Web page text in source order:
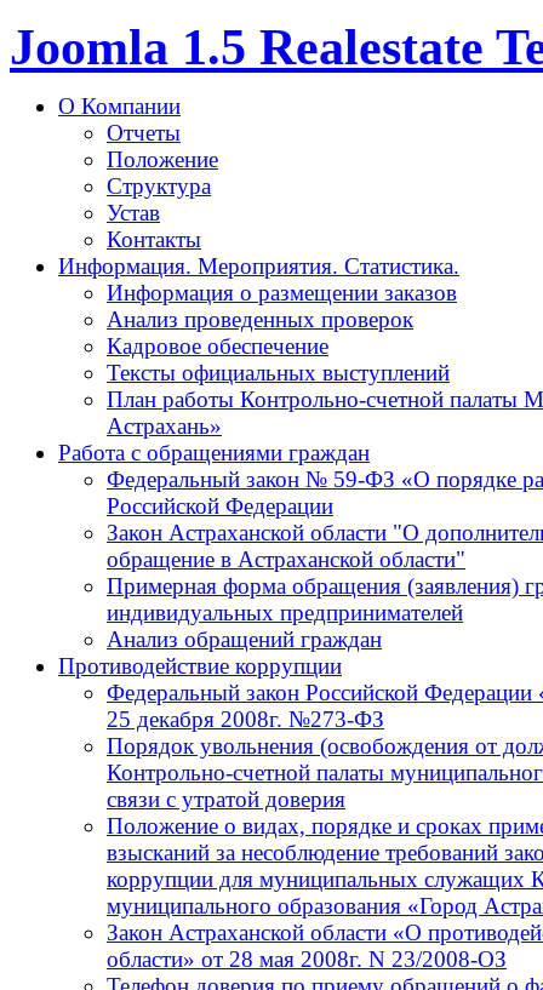
Joomla 1.5 Realestate
О Компании
Отчеты
Положение
Структура
Устав
Контакты
Информация. Мероприятия. Статистика.
Информация о размещении заказов
Анализ проведенных проверок
Кадровое обеспечение
Тексты официальных выступлений
План работы Контрольно-счетной палаты
Астрахань»
Работа с обращениями граждан
Федеральный закон № 59-ФЗ «О порядке
Российской Федерации
Закон Астраханской области "О
обращение в Астраханской области"
Примерная форма обращения (заявления)
индивидуальных предпринимателей
Анализ обращений граждан
Противодействие коррупции
Федеральный закон Российской
25 декабря 2008г. №273-ФЗ
Порядок увольнения (освобождения от
Контрольно-счетной палаты
связи с утратой доверия
Положение о видах, порядке и сроках
взысканий за несоблюдение требований
коррупции для муниципальных служащих
муниципального образования «Город
Закон Астраханской области «О
области» от 28 мая 2008г. N 23/2008-ОЗ